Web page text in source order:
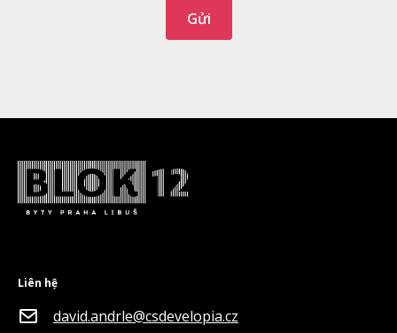
Liên hệ
david.andrle@csdevelopia.cz